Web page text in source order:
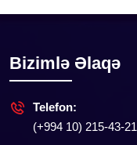
Bizimlə Əlaqə
Telefon:
(+994 10) 215-43-21